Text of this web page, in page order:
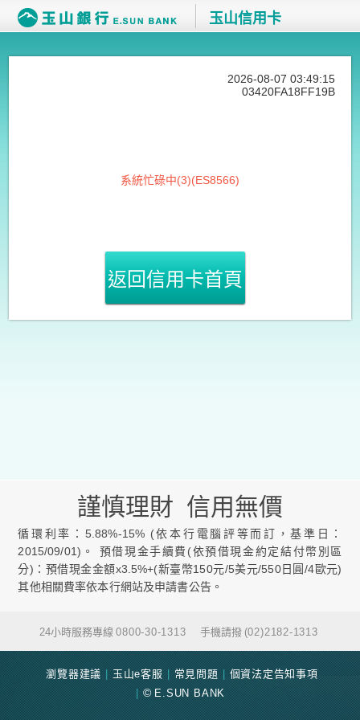
玉山信用卡
2026-08-07 03:49:15
03420FA18FF19B
系統忙碌中(3)(ES8566)
返回信用卡首頁
謹慎理財 信用無價
循環利率：5.88%-15% (依本行電腦評等而訂，基準日：
2015/09/01)。 預借現金手續費(依預借現金約定結付幣別區
分)：預借現金金額x3.5%+(新臺幣150元/5美元/550日圓/4歐元)
其他相關費率依本行網站及申請書公告。
24小時服務專線 0800-30-1313 手機請撥 (02)2182-1313
瀏覽器建議 玉山e客服 常見問題
個資法定告知事項
E.SUN BANK